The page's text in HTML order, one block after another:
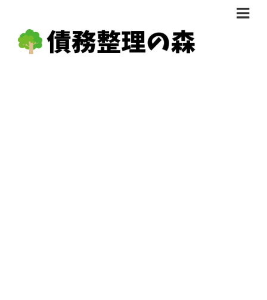
債務整理体験談